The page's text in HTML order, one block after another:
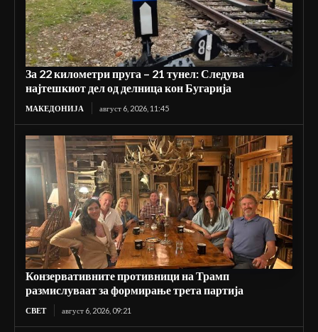
За 22 километри пруга – 21 тунел: Следува
најтешкиот дел од делница кон Бугарија
МАКЕДОНИЈА август 6, 2026, 11:45
Конзервативните противници на Трамп
размислуваат за формирање трета партија
СВЕТ август 6, 2026, 09:21